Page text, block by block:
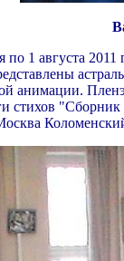
по 1 августа 2011
анимации.
стихов "Сборник